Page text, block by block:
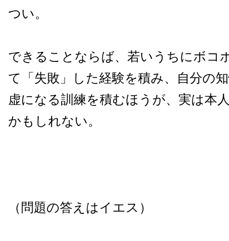
つい。
できることならば、若いうちにボコ
て「失敗」した経験を積み、自分の
虚になる訓練を積むほうが、実は本
かもしれない。
（問題の答えはイエス）